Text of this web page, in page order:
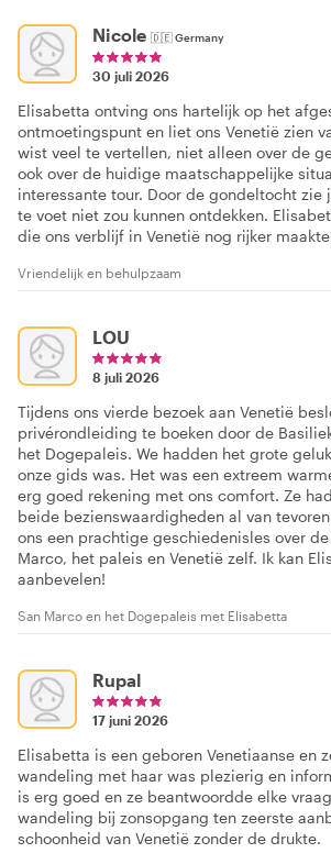
Nicole 🇩🇪Germany
30 juli 2026
Elisabetta ontving ons hartelijk op het
ontmoetingspunt en liet ons Venetië zien
wist veel te vertellen, niet alleen over de
ook over de huidige maatschappelijke
interessante tour. Door de gondeltocht zie
te voet niet zou kunnen ontdekken.
die ons verblijf in Venetië nog rijker
Vriendelijk en behulpzaam
LOU
8 juli 2026
Tijdens ons vierde bezoek aan Venetië
privérondleiding te boeken door de
het Dogepaleis. We hadden het grote
onze gids was. Het was een extreem
erg goed rekening met ons comfort. Ze
beide bezienswaardigheden al van
ons een prachtige geschiedenisles over
Marco, het paleis en Venetië zelf. Ik kan
aanbevelen!
San Marco en het Dogepaleis met Elisabetta
Rupal
17 juni 2026
Elisabetta is een geboren Venetiaanse en
wandeling met haar was plezierig en
is erg goed en ze beantwoordde elke
wandeling bij zonsopgang ten zeerste
schoonheid van Venetië zonder de drukte.